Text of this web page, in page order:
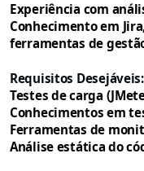
Experiência com
Conhecimento em
ferramentas de
Requisitos Desejáveis:
Testes de carga
Conhecimentos em
Ferramentas de
Análise estática do